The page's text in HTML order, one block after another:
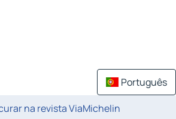
Português
na revista ViaMichelin